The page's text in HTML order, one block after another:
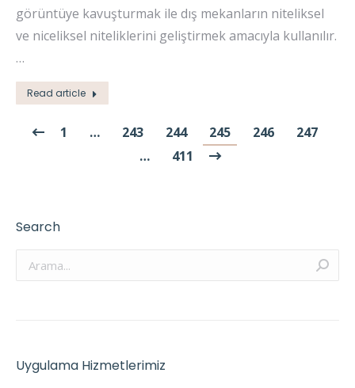
görüntüye kavuşturmak ile dış mekanların niteliksel
ve niceliksel niteliklerini geliştirmek amacıyla kullanılır.
…
Read article
1 … 243 244 245 246
247
…
411
Search
Arama:
Uygulama Hizmetlerimiz